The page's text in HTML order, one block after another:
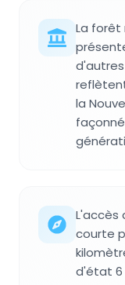
La forêt
la
L'accès
courte
d'état 6